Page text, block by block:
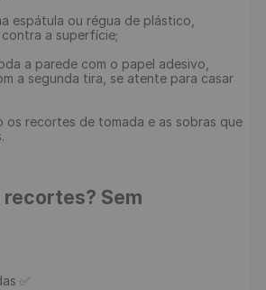
espátula ou régua de plástico,
a superfície;
a parede com o papel adesivo,
a segunda tira, se atente para casar
os recortes de tomada e as sobras que
Sem
✅